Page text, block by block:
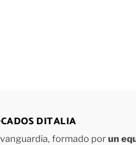
DITALIA
formado porun